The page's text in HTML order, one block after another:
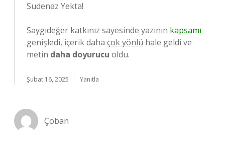
Sudenaz Yekta!
Saygıdeğer katkınız sayesinde yazının kapsamı
genişledi, içerik daha çok yönlü hale geldi ve
metin daha doyurucu oldu.
Şubat 16, 2025 Yanıtla
Çoban